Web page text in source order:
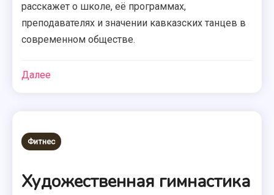
расскажет о школе, её программах,
преподавателях и значении кавказских танцев в
современном обществе.
Далее
Фитнес
Художественная гимнастика